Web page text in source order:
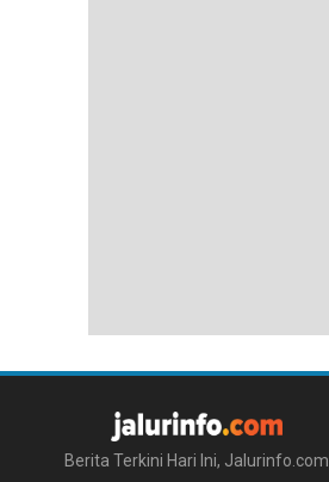
Berita Terkini Hari Ini, Jalurinfo.com